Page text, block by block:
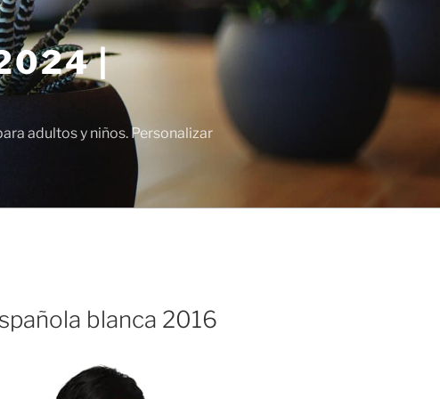
|
adultos y niños. Personalizar
blanca 2016